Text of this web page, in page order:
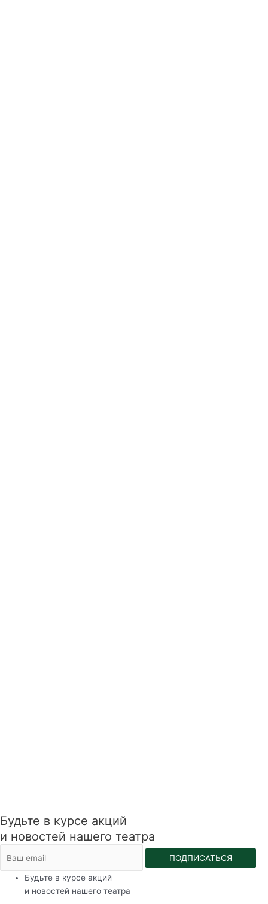
Будьте в курсе акций
и новостей нашего театра
ПОДПИСАТЬСЯ
Будьте в курсе акций
и новостей нашего театра